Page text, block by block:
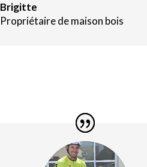
Brigitte
Propriétaire de maison bois